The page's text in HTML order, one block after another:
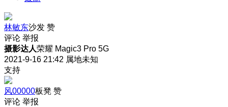
林敏东沙发 赞
评论 举报
摄影达人荣耀 Magic3 Pro 5G
2021-9-16 21:42 属地未知
支持
风00000板凳 赞
评论 举报